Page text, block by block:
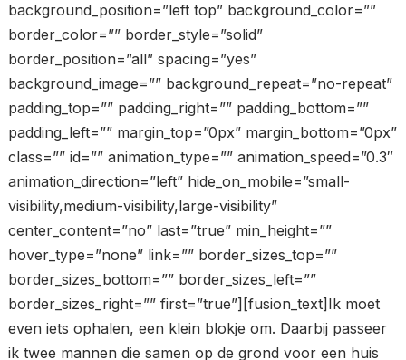
background_position=”left top” background_color=””
border_color=”” border_style=”solid”
border_position=”all” spacing=”yes”
background_image=”” background_repeat=”no-repeat”
padding_top=”” padding_right=”” padding_bottom=””
padding_left=”” margin_top=”0px” margin_bottom=”0px”
class=”” id=”” animation_type=”” animation_speed=”0.3″
animation_direction=”left” hide_on_mobile=”small-
visibility,medium-visibility,large-visibility”
center_content=”no” last=”true” min_height=””
hover_type=”none” link=”” border_sizes_top=””
border_sizes_bottom=”” border_sizes_left=””
border_sizes_right=”” first=”true”][fusion_text]Ik moet
even iets ophalen, een klein blokje om. Daarbij passeer
ik twee mannen die samen op de grond voor een huis